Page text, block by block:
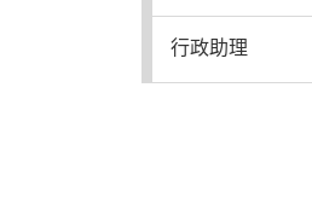
行政助理